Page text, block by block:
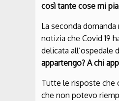
così tante cose mi
La seconda
notizia che Covid 19
delicata all’ospedale
appartengo? A chi
Tutte le risposte che
che non potevo